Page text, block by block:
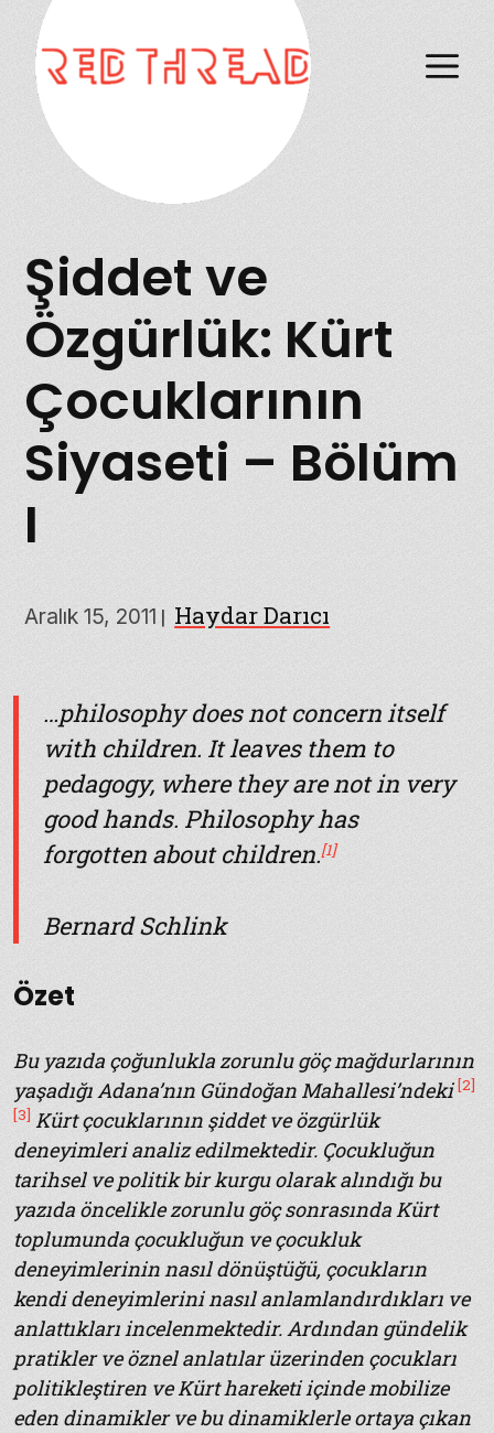
Şiddet ve
Özgürlük: Kürt
Çocuklarının
Siyaseti – Bölüm
I
Aralık 15, 2011 | Haydar Darıcı
…philosophy does not concern itself
with children. It leaves them to
pedagogy, where they are not in very
good hands. Philosophy has
forgotten about children.[1]
Bernard Schlink
Özet
Bu yazıda çoğunlukla zorunlu göç mağdurlarının
yaşadığı Adana’nın Gündoğan Mahallesi’ndeki[2]
[3] Kürt çocuklarının şiddet ve özgürlük
deneyimleri analiz edilmektedir. Çocukluğun
tarihsel ve politik bir kurgu olarak alındığı bu
yazıda öncelikle zorunlu göç sonrasında Kürt
toplumunda çocukluğun ve çocukluk
deneyimlerinin nasıl dönüştüğü, çocukların
kendi deneyimlerini nasıl anlamlandırdıkları ve
anlattıkları incelenmektedir. Ardından gündelik
pratikler ve öznel anlatılar üzerinden çocukları
politikleştiren ve Kürt hareketi içinde mobilize
eden dinamikler ve bu dinamiklerle ortaya çıkan